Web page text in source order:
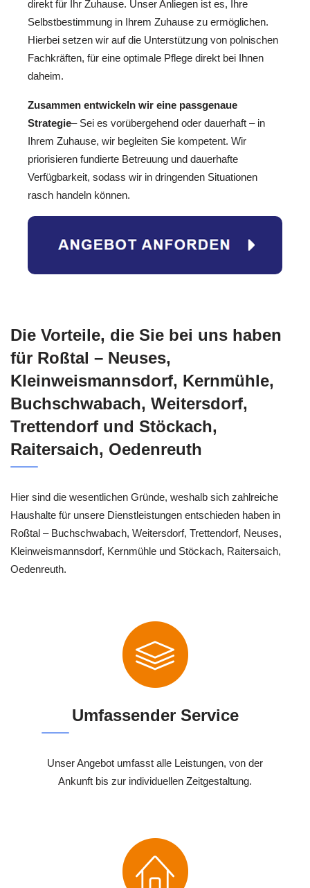
direkt für Ihr Zuhause. Unser Anliegen ist es, Ihre
Selbstbestimmung in Ihrem Zuhause zu ermöglichen.
Hierbei setzen wir auf die Unterstützung von polnischen
Fachkräften, für eine optimale Pflege direkt bei Ihnen
daheim.
Zusammen entwickeln wir eine passgenaue
Strategie– Sei es vorübergehend oder dauerhaft – in
Ihrem Zuhause, wir begleiten Sie kompetent. Wir
priorisieren fundierte Betreuung und dauerhafte
Verfügbarkeit, sodass wir in dringenden Situationen
rasch handeln können.
Die Vorteile, die Sie bei uns haben
für Roßtal – Neuses,
Kleinweismannsdorf, Kernmühle,
Buchschwabach, Weitersdorf,
Trettendorf und Stöckach,
Raitersaich, Oedenreuth
Hier sind die wesentlichen Gründe, weshalb sich zahlreiche
Haushalte für unsere Dienstleistungen entschieden haben in
Roßtal – Buchschwabach, Weitersdorf, Trettendorf, Neuses,
Kleinweismannsdorf, Kernmühle und Stöckach, Raitersaich,
Oedenreuth.
Umfassender Service
Unser Angebot umfasst alle Leistungen, von der
Ankunft bis zur individuellen Zeitgestaltung.